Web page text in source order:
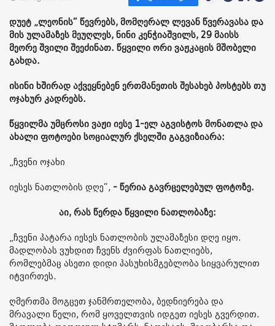
დუეტ „ლეონის“ წევრებს, მომღერალ ლევან წვერავასა და
მის ულამაზეს მეუღლეს, ნინი კენჭიაშვილს, 29 მაისს
მეორე შვილი შეეძინათ. წყვილი ორი ვაჟკაცის მშობელი
გახდა.
ისინი ხშირად აქვეყნებენ ერთმანეთის შესახებ პოსტებს თუ
ოჯახურ კადრებს.
წყვილმა უმცროსი ვაჟი იესე 1-ელ აგვისტოს მონათლა და
ახალი ფოტოები სოციალურ ქსელში გაგვიზიარა:
„ჩვენი ოჯახი
იესეს ნათლობის დღე“, - წერია გავრცელებულ ფოტოზე.
აი, რას წერდა წყვილი ნათლობაზე:
„ჩვენი პატარა იესეს ნათლობის ულამაზესი დღე იყო.
მადლობას ვუხდით ჩვენს ძვირფას ნათლიებს,
რომლებმაც ასეთი დიდი პასუხისმგებლობა სიყვარულით
იტვირთეს.
ღმერთმა მოგცეთ ჯანმრთელობა, ბედნიერება და
მრავალი წელი, რომ ყოველთვის იდგეთ იესეს გვერდით.